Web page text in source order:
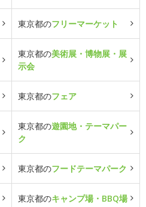
東京都のフリーマーケット
東京都の美術展・博物展・展
示会
東京都のフェア
東京都の遊園地・テーマパー
ク
東京都のフードテーマパーク
東京都のキャンプ場・BBQ場